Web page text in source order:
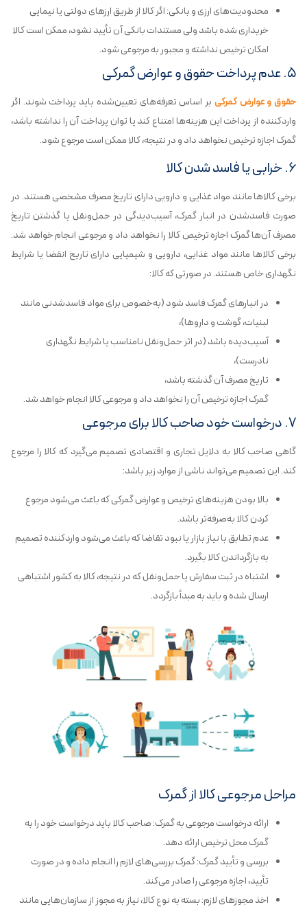
محدودیت‌های ارزی و بانکی: اگر کالا از طریق ارزهای دولتی یا نیمایی
خریداری شده باشد ولی مستندات بانکی آن تأیید نشود، ممکن است کالا
امکان ترخیص نداشته و مجبور به مرجوعی شود.
۵. عدم پرداخت حقوق و عوارض گمرکی
حقوق و عوارض گمرکیبر اساس تعرفه‌های تعیین‌شده باید پرداخت شوند. اگر
واردکننده از پرداخت این هزینه‌ها امتناع کند یا توان پرداخت آن را نداشته باشد،
گمرک اجازه ترخیص نخواهد داد و در نتیجه، کالا ممکن است مرجوع شود.
۶. خرابی یا فاسد شدن کالا
برخی کالاها مانند مواد غذایی و دارویی دارای تاریخ مصرف مشخصی هستند. در
صورت فاسدشدن در انبار گمرک، آسیب‌دیدگی در حمل‌ونقل یا گذشتن تاریخ
مصرف آن‌ها گمرک اجازه ترخیص کالا را نخواهد داد و مرجوعی انجام خواهد شد.
برخی کالاها مانند مواد غذایی، دارویی و شیمیایی دارای تاریخ انقضا یا شرایط
نگهداری خاص هستند. در صورتی که کالا:
در انبارهای گمرک فاسد شود (به‌خصوص برای مواد فاسدشدنی مانند
لبنیات، گوشت و داروها)،
آسیب‌دیده باشد (در اثر حمل‌ونقل نامناسب یا شرایط نگهداری
نادرست)،
تاریخ مصرف آن گذشته باشد،
گمرک اجازه ترخیص آن را نخواهد داد و مرجوعی کالا انجام خواهد شد.
۷. درخواست خود صاحب کالا برای مرجوعی
گاهی صاحب کالا به دلایل تجاری و اقتصادی تصمیم می‌گیرد که کالا را مرجوع
کند. این تصمیم می‌تواند ناشی از موارد زیر باشد:
بالا بودن هزینه‌های ترخیص و عوارض گمرکی که باعث می‌شود مرجوع
کردن کالا به‌صرفه‌تر باشد.
عدم تطابق با نیاز بازار یا نبود تقاضا که باعث می‌شود واردکننده تصمیم
به بازگرداندن کالا بگیرد.
اشتباه در ثبت سفارش یا حمل‌ونقل که در نتیجه، کالا به کشور اشتباهی
ارسال شده و باید به مبدأ بازگردد.
مراحل مرجوعی کالا از گمرک
ارائه درخواست مرجوعی به گمرک: صاحب کالا باید درخواست خود را به
گمرک محل ترخیص ارائه دهد.
بررسی و تأیید گمرک: گمرک بررسی‌های لازم را انجام داده و در صورت
تأیید، اجازه مرجوعی را صادر می‌کند.
اخذ مجوزهای لازم: بسته به نوع کالا، نیاز به مجوز از سازمان‌هایی مانند